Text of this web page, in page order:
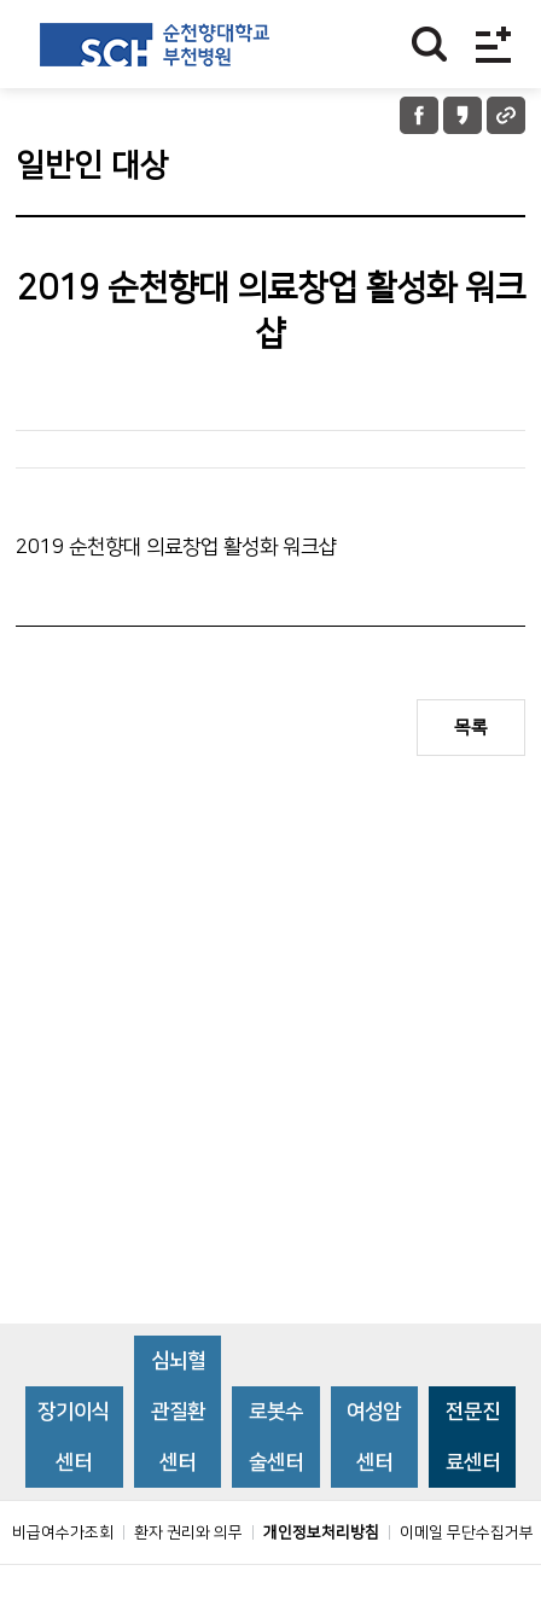
일반인 대상
2019 순천향대 의료창업 활성화 워크
샵
2019 순천향대 의료창업 활성화 워크샵
목록
장기이식
센터
심뇌혈
관질환
센터
로봇수
술센터
여성암
센터
전문진
료센터
비급여수가조회 환자 권리와 의무 개인정보처리방침 이메일 무단수집거부